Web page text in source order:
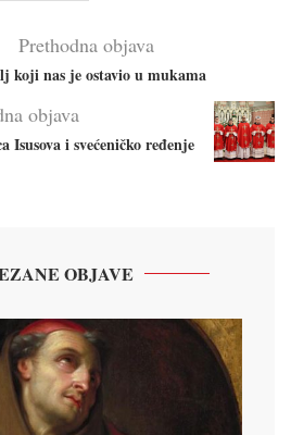
Prethodna objava
koji nas je ostavio u mukama
objava
Isusova i svećeničko ređenje
OBJAVE